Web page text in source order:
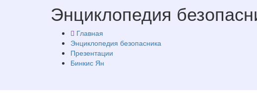
Энциклопедия
Главная
Энциклопедия безопасника
Презентации
Бинкис Ян